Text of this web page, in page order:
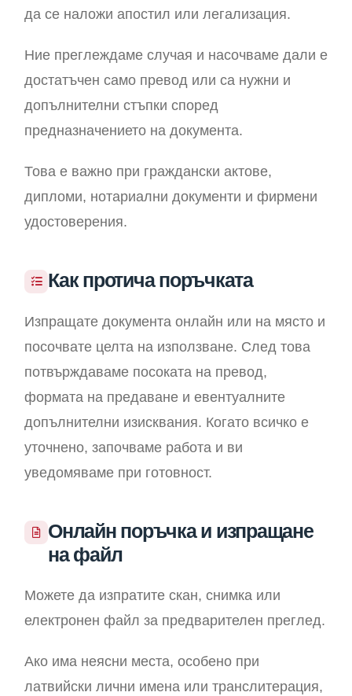
да се наложи апостил или легализация.
Ние преглеждаме случая и насочваме дали е
достатъчен само превод или са нужни и
допълнителни стъпки според
предназначението на документа.
Това е важно при граждански актове,
дипломи, нотариални документи и фирмени
удостоверения.
Как протича поръчката
Изпращате документа онлайн или на място и
посочвате целта на използване. След това
потвърждаваме посоката на превод,
формата на предаване и евентуалните
допълнителни изисквания. Когато всичко е
уточнено, започваме работа и ви
уведомяваме при готовност.
Онлайн поръчка и изпращане
на файл
Можете да изпратите скан, снимка или
електронен файл за предварителен преглед.
Ако има неясни места, особено при
латвийски лични имена или транслитерация,